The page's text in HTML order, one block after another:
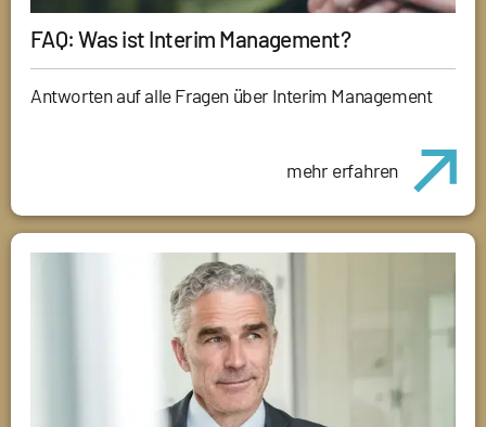
FAQ: Was ist Interim Management?
Antworten auf alle Fragen über Interim Management
mehr erfahren